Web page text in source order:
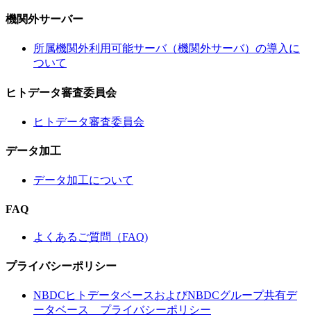
機関外サーバー
所属機関外利用可能サーバ（機関外サーバ）の導入に
ついて
ヒトデータ審査委員会
ヒトデータ審査委員会
データ加工
データ加工について
FAQ
よくあるご質問（FAQ)
プライバシーポリシー
NBDCヒトデータベースおよびNBDCグループ共有デ
ータベース プライバシーポリシー